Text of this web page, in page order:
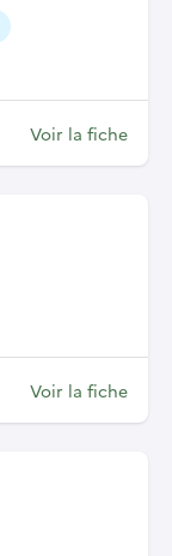
Voir la fiche
Voir la fiche